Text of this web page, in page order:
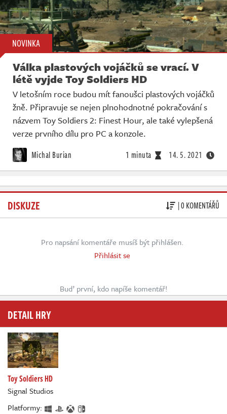
NOVINKA
Válka plastových vojáčků se vrací. V
létě vyjde Toy Soldiers HD
V letošním roce budou mít fanoušci plastových vojáčků
žně. Připravuje se nejen plnohodnotné pokračování s
názvem Toy Soldiers 2: Finest Hour, ale také vylepšená
verze prvního dílu pro PC a konzole.
Michal Burian 1 minuta 14. 5. 2021
DISKUZE | 0 KOMENTÁŘŮ
Pro napsání komentáře musíš být přihlášen.
Přihlásit se
Buď první, kdo napíše komentář!
DETAIL HRY
Toy Soldiers HD
Signal Studios
Platformy: